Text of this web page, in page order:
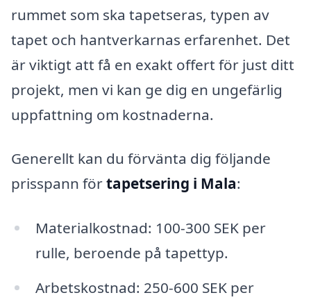
rummet som ska tapetseras, typen av
tapet och hantverkarnas erfarenhet. Det
är viktigt att få en exakt offert för just ditt
projekt, men vi kan ge dig en ungefärlig
uppfattning om kostnaderna.
Generellt kan du förvänta dig följande
prisspann förtapetsering i Mala:
Materialkostnad: 100-300 SEK per
rulle, beroende på tapettyp.
Arbetskostnad: 250-600 SEK per